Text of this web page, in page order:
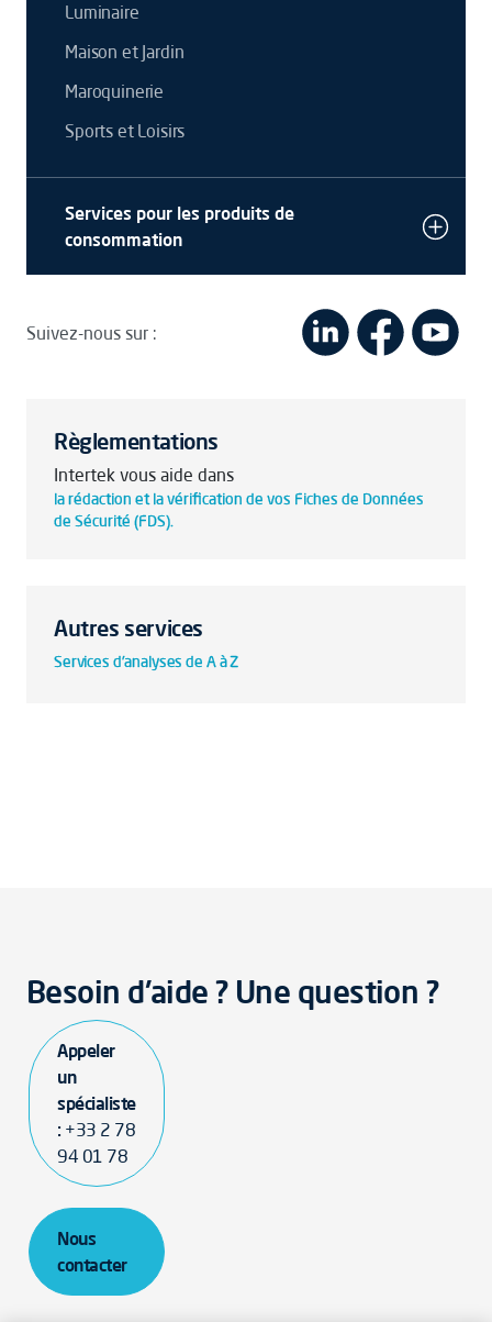
Luminaire
Maison et Jardin
Maroquinerie
Sports et Loisirs
Services pour les produits de
consommation
Suivez-nous sur :
Règlementations
Intertek vous aide dans
la rédaction et la vérification de vos Fiches de Données
de Sécurité (FDS).
Autres services
Services d'analyses de A à Z
Besoin d'aide ? Une question ?
Appeler
un
spécialiste
: +33 2 78
94 01 78
Nous
contacter